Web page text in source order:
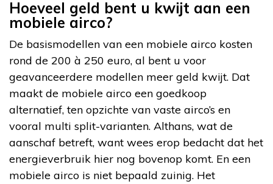
Hoeveel geld bent u kwijt aan een
mobiele airco?
De basismodellen van een mobiele airco kosten
rond de 200 à 250 euro, al bent u voor
geavanceerdere modellen meer geld kwijt. Dat
maakt de mobiele airco een goedkoop
alternatief, ten opzichte van vaste airco’s en
vooral multi split-varianten. Althans, wat de
aanschaf betreft, want wees erop bedacht dat het
energieverbruik hier nog bovenop komt. En een
mobiele airco is niet bepaald zuinig. Het